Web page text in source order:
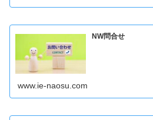
NW問合せ
www.ie-naosu.com